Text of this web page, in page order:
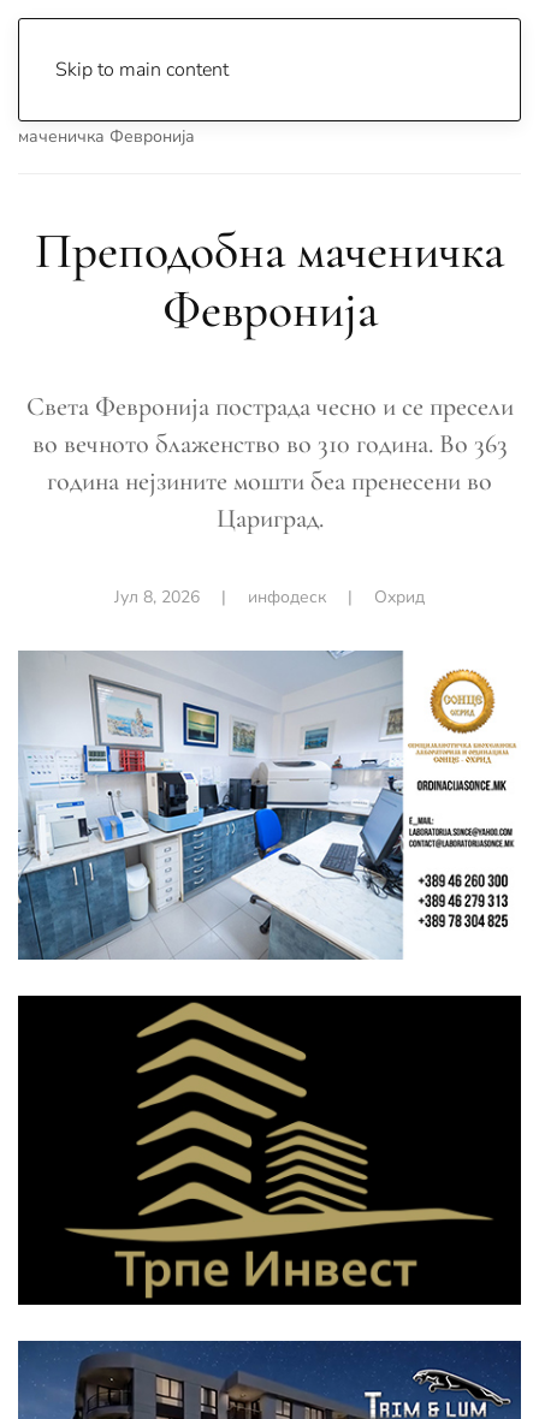
Skip to main content
маченичка Февронија
Преподобна маченичка
Февронија
Света Февронија пострада чесно и се пресели
во вечното блаженство во 310 година. Во 363
година нејзините мошти беа пренесени во
Цариград.
Јул 8, 2026 | инфодеск | Охрид